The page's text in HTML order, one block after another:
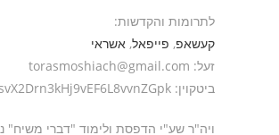
לתרומות והקדשות:
קעשאפ, פייפאל, אשראי
זעל: torasmoshiach@gmail.com
ביטקוין: 1Cvxboia8svX2Drn3kHj9vEF6L8vvnZGpk
ויה"ר שע"י הדפסת ולימוד "דברי